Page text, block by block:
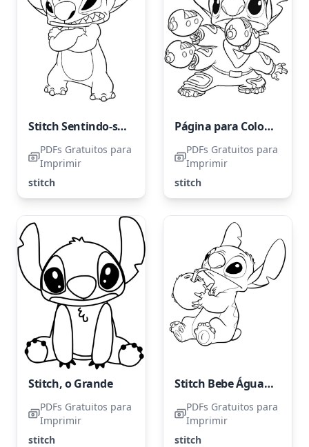
Stitch Sentindo-se Triste
PDFs Gratuitos para
Imprimir
stitch
Página para Colorir: Stitch com Raios Laser
PDFs Gratuitos para
Imprimir
stitch
Stitch, o Grande
PDFs Gratuitos para
Imprimir
stitch
Stitch Bebe Água de Coco
PDFs Gratuitos para
Imprimir
stitch